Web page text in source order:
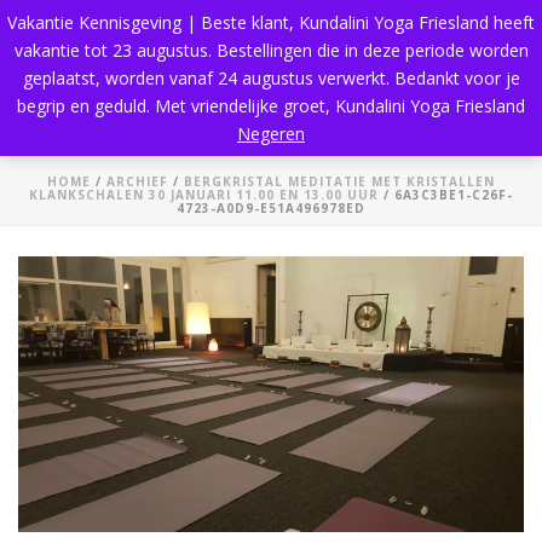
6a3c3be1-c26f-4723-a0d9-e51a496978ed
HOME / ARCHIEF / BERGKRISTAL MEDITATIE MET KRISTALLEN
KLANKSCHALEN 30 JANUARI 11.00 EN 13.00 UUR / 6A3C3BE1-C26F-
4723-A0D9-E51A496978ED
Vakantie Kennisgeving | Beste klant, Kundalini Yoga Friesland heeft
vakantie tot 23 augustus. Bestellingen die in deze periode worden
geplaatst, worden vanaf 24 augustus verwerkt. Bedankt voor je
begrip en geduld. Met vriendelijke groet, Kundalini Yoga Friesland
Negeren